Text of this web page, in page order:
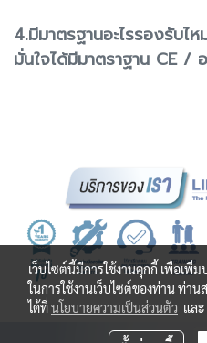
4.มีมาตรฐานอะไรรองรับไห
มั่นใจได้มีมาตราฐาน CE /
เว็บไซต์นี้มีการใช้งานคุกกี้ เพื่อเ
ในการใช้งานเว็บไซต์ของท่าน ท่า
ได้ที่นโยบายความเป็นส่วนตัว และ